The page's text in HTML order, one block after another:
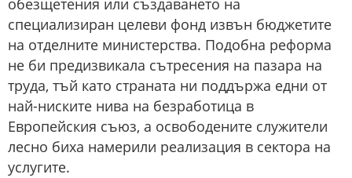
обезщетения или създаването на
специализиран целеви фонд извън бюджетите
на отделните министерства. Подобна реформа
не би предизвикала сътресения на пазара на
труда, тъй като страната ни поддържа едни от
най-ниските нива на безработица в
Европейския съюз, а освободените служители
лесно биха намерили реализация в сектора на
услугите.